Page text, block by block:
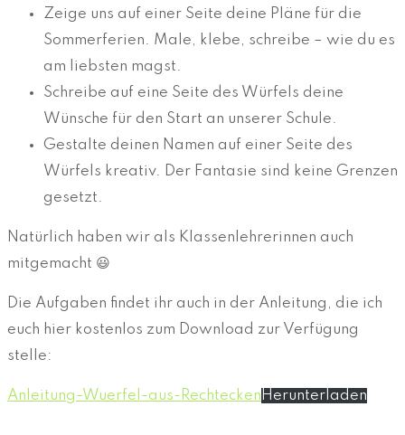
Zeige uns auf einer Seite deine Pläne für die
Sommerferien. Male, klebe, schreibe – wie du es
am liebsten magst.
Schreibe auf eine Seite des Würfels deine
Wünsche für den Start an unserer Schule.
Gestalte deinen Namen auf einer Seite des
Würfels kreativ. Der Fantasie sind keine Grenzen
gesetzt.
Natürlich haben wir als Klassenlehrerinnen auch
mitgemacht 😃
Die Aufgaben findet ihr auch in der Anleitung, die ich
euch hier kostenlos zum Download zur Verfügung
stelle:
Anleitung-Wuerfel-aus-RechteckenHerunterladen